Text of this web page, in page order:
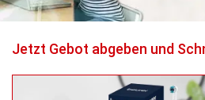
Jetzt Gebot abgeben und